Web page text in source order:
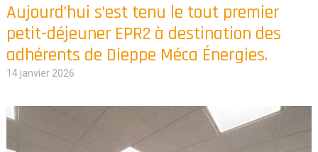
Aujourd’hui s’est tenu le tout premier
petit-déjeuner EPR2 à destination des
adhérents de Dieppe Méca Énergies.
14 janvier 2026